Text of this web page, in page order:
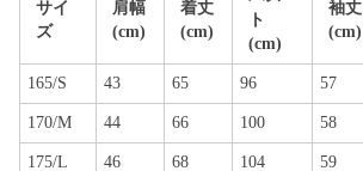
サイ
ズ
肩幅
(cm)
着丈
(cm)
ト
(cm)
袖丈
(cm)
165/S 43 65 96 57
170/M 44 66 100 58
175/L 46 68 104 59